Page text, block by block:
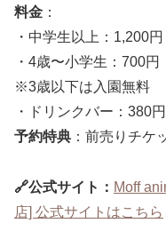
料金 ：
・中学生以上：1,200円
・4歳〜小学生：700円
※3歳以下は入園無料
・ドリンクバー：380
予約特典 ：前売りチケ
🔗公式サイト： Moff
店] 公式サイトはこちら